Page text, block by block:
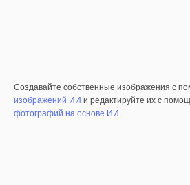
Создавайте собственные изображения с
изображений ИИ и редактируйте их с
фотографий на основе ИИ.